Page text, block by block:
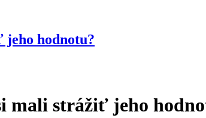
jeho hodnotu?
mali strážiť jeho